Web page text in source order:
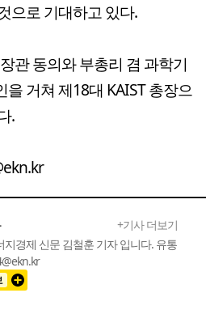
으로 기대하고 있다.
관 동의와 부총리 겸 과학기
거쳐 제18대 KAIST 총장으
.
+기사 더보기
지경제 신문 김철훈 기자 입니다. 유통